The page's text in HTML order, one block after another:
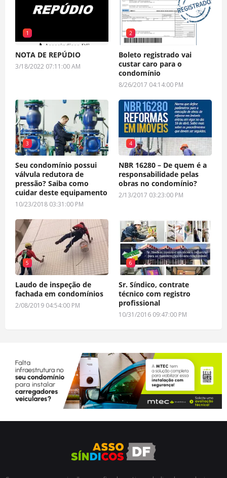
1
NOTA DE REPÚDIO
3/18/2022 07:11:00 AM
2
Boleto registrado vai
custar caro para o
condomínio
8/26/2017 04:14:00 PM
3
Seu condomínio possui
válvula redutora de
pressão? Saiba como
cuidar deste equipamento
10/23/2018 03:31:00 PM
4
NBR 16280 – De quem é a
responsabilidade pelas
obras no condomínio?
2/13/2017 03:23:00 PM
5
Laudo de inspeção de
fachada em condomínios
2/08/2019 04:54:00 PM
6
Sr. Síndico, contrate
técnico com registro
profissional
10/31/2016 09:47:00 PM